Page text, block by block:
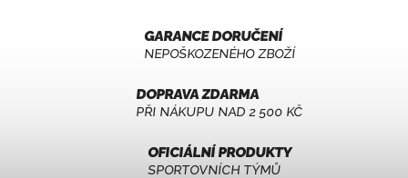
GARANCE DORUČENÍ
NEPOŠKOZENÉHO ZBOŽÍ
DOPRAVA ZDARMA
PŘI NÁKUPU NAD 2 500 KČ
OFICIÁLNÍ PRODUKTY
SPORTOVNÍCH TÝMŮ